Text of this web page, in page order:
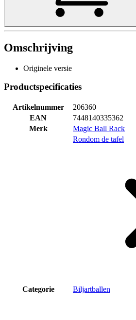
Omschrijving
Originele versie
Productspecificaties
Artikelnummer
206360
EAN
7448140335362
Merk
Magic Ball Rack
Categorie
Rondom de tafel
Biljartballen